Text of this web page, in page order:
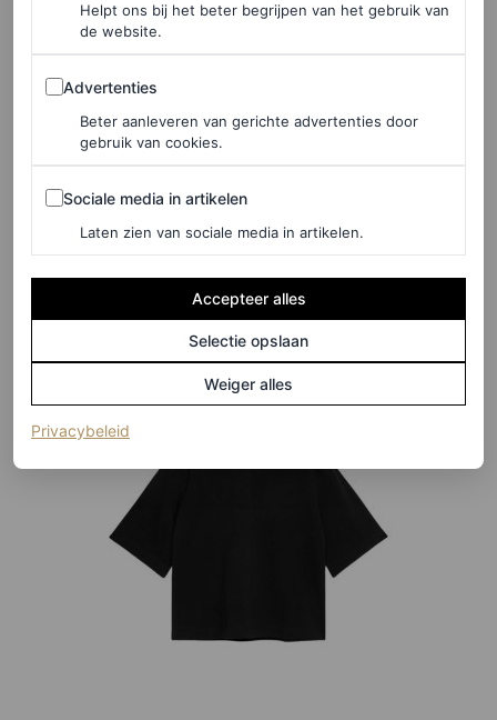
Arket
Helpt ons bij het beter begrijpen van het gebruik van
de website.
Advertenties
Advertenties
Beter aanleveren van gerichte advertenties door
gebruik van cookies.
Sociale media in artikelen
Sociale media in artikelen
Laten zien van sociale media in artikelen.
Accepteer alles
Selectie opslaan
Weiger alles
Privacybeleid